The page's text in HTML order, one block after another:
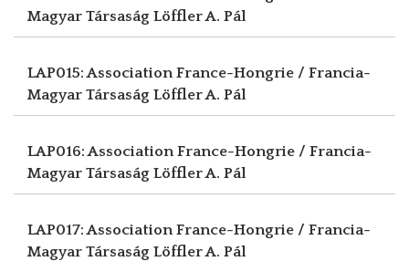
Magyar Társaság Löffler A. Pál
LAP015: Association France-Hongrie / Francia-
Magyar Társaság Löffler A. Pál
LAP016: Association France-Hongrie / Francia-
Magyar Társaság Löffler A. Pál
LAP017: Association France-Hongrie / Francia-
Magyar Társaság Löffler A. Pál